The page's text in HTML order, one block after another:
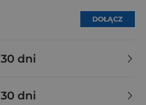
DOŁĄCZ
30 dni
30 dni